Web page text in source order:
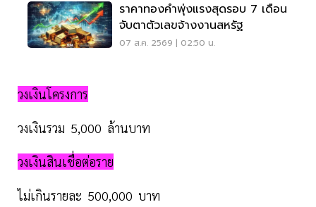
ราคาทองคำพุ่งแรงสุดรอบ 7 เดือน
จับตาตัวเลขจ้างงานสหรัฐ
07 ส.ค. 2569 | 02:50 น.
วงเงินโครงการ
วงเงินรวม 5,000 ล้านบาท
วงเงินสินเชื่อต่อราย
ไม่เกินรายละ 500,000 บาท